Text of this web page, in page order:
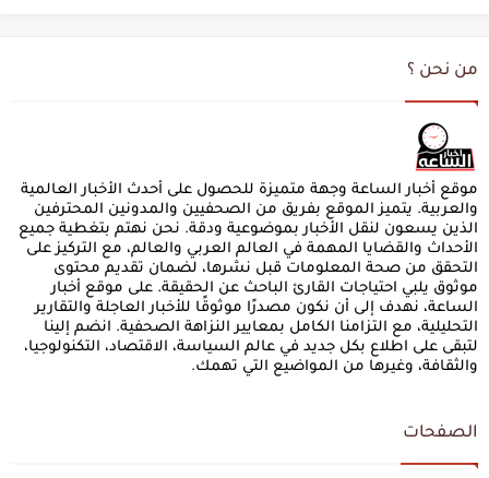
من نحن ؟
موقع أخبار الساعة وجهة متميزة للحصول على أحدث الأخبار العالمية
والعربية. يتميز الموقع بفريق من الصحفيين والمدونين المحترفين
الذين يسعون لنقل الأخبار بموضوعية ودقة. نحن نهتم بتغطية جميع
الأحداث والقضايا المهمة في العالم العربي والعالم، مع التركيز على
التحقق من صحة المعلومات قبل نشرها، لضمان تقديم محتوى
موثوق يلبي احتياجات القارئ الباحث عن الحقيقة. على موقع أخبار
الساعة، نهدف إلى أن نكون مصدرًا موثوقًا للأخبار العاجلة والتقارير
التحليلية، مع التزامنا الكامل بمعايير النزاهة الصحفية. انضم إلينا
لتبقى على اطلاع بكل جديد في عالم السياسة، الاقتصاد، التكنولوجيا،
والثقافة، وغيرها من المواضيع التي تهمك.
الصفحات